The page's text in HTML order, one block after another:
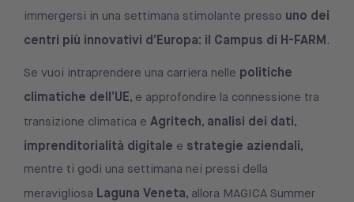
immergersi in una settimana stimolante presso uno dei
centri più innovativi d’Europa: il Campus di H-FARM.
Se vuoi intraprendere una carriera nelle politiche
climatiche dell’UE, e approfondire la connessione tra
transizione climatica e Agritech, analisi dei dati,
imprenditorialità digitale e strategie aziendali,
mentre ti godi una settimana nei pressi della
meravigliosa Laguna Veneta, allora MAGICA Summer